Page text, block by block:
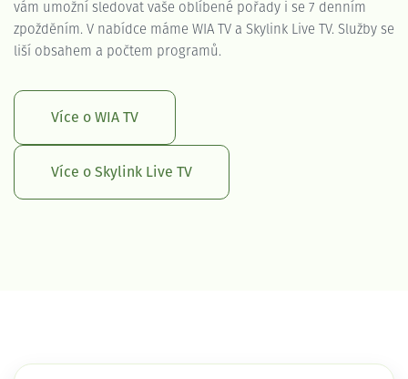
vám umožní sledovat vaše oblíbené pořady i se 7 denním
zpožděním. V nabídce máme WIA TV a Skylink Live TV. Služby se
liší obsahem a počtem programů.
Více o WIA TV
Více o Skylink Live TV